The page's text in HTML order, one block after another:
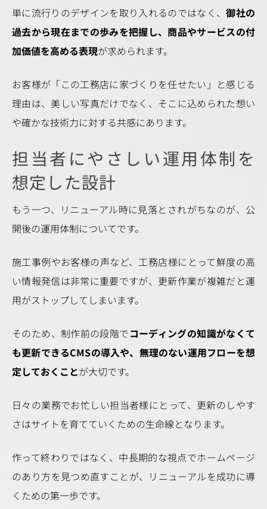
単に流行りのデザインを取り入れるのではなく、御社の
過去から現在までの歩みを把握し、商品やサービスの付
加価値を高める表現が求められます。
お客様が「この工務店に家づくりを任せたい」と感じる
理由は、美しい写真だけでなく、そこに込められた想い
や確かな技術力に対する共感にあります。
担当者にやさしい運用体制を
想定した設計
もう一つ、リニューアル時に見落とされがちなのが、公
開後の運用体制についてです。
施工事例やお客様の声など、工務店様にとって鮮度の高
い情報発信は非常に重要ですが、更新作業が複雑だと運
用がストップしてしまいます。
そのため、制作前の段階でコーディングの知識がなくて
も更新できるCMSの導入や、無理のない運用フローを想
定しておくことが大切です。
日々の業務でお忙しい担当者様にとって、更新のしやす
さはサイトを育てていくための生命線となります。
作って終わりではなく、中長期的な視点でホームページ
のあり方を見つめ直すことが、リニューアルを成功に導
くための第一歩です。